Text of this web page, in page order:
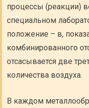
процессы (реакции)
специальном
положение – в,
комбинированного
отсасывается две
количества воздуха.
В каждом